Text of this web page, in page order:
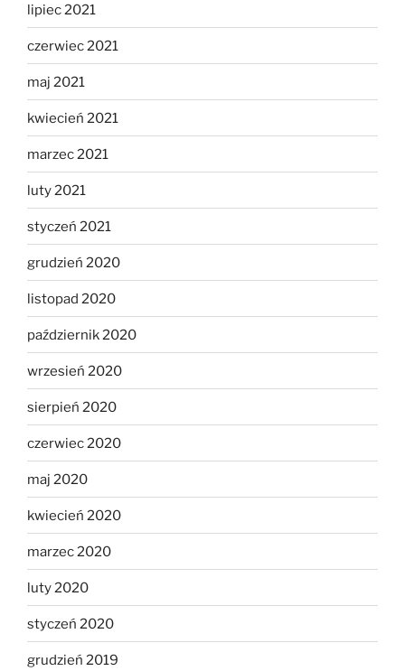
lipiec 2021
czerwiec 2021
maj 2021
kwiecień 2021
marzec 2021
luty 2021
styczeń 2021
grudzień 2020
listopad 2020
październik 2020
wrzesień 2020
sierpień 2020
czerwiec 2020
maj 2020
kwiecień 2020
marzec 2020
luty 2020
styczeń 2020
grudzień 2019